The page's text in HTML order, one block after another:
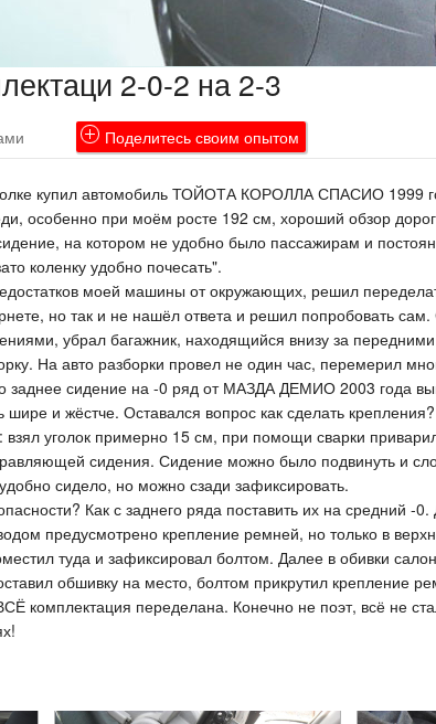
2-0-2 на 2-3
Поделитесь своим опытом
купил автомобиль ТОЙОТА КОРОЛЛА СПАСИО 1999
особенно при моём росте 192 см, хороший обзор
на котором не удобно было пассажирам и
коленку удобно почесать".
моей машины от окружающих, решил
но так и не нашёл ответа и решил попробовать
убрал багажник, находящийся внизу за
На авто разборки провел не один час, перемерил
сидение на -0 ряд от МАЗДА ДЕМИО 2003 года
и жёстче. Оставался вопрос как сделать
уголок примерно 15 см, при помощи сварки
сидения. Сидение можно было подвинуть и
сидело, но можно сзади зафиксировать.
Как с заднего ряда поставить их на средний -
предусмотрено крепление ремней, но только в
туда и зафиксировал болтом. Далее в обивки
обшивку на место, болтом прикрутил крепление
комплектация переделана. Конечно не поэт, всё не